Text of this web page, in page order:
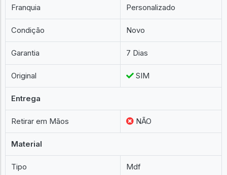
Franquia Personalizado
Condição Novo
Garantia 7 Dias
Original SIM
Entrega
Retirar em Mãos NÃO
Material
Tipo Mdf